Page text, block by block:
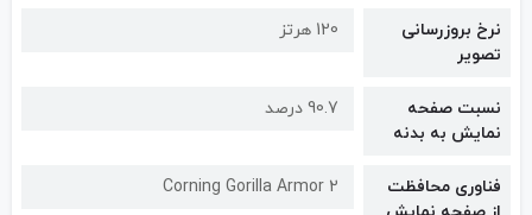
نرخ بروزرسانی
تصویر
120 هرتز
نسبت صفحه
نمایش به بدنه
90.7 درصد
فناوری محافظت
Corning Gorilla Armor 2